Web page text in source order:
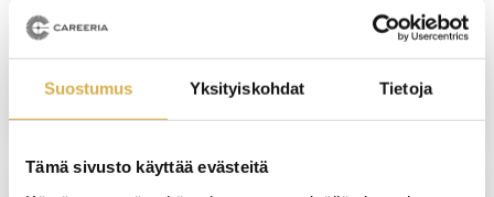
Suostumus Yksityiskohdat Tietoja
Tämä sivusto käyttää evästeitä
Aula- ja monipalvelut | Liiketoiminnan
JATKUVA HAKU